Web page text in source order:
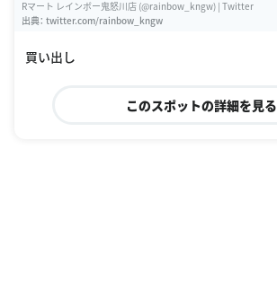
Rマート レインボー鬼怒川店 (@rainbow_kngw) | Twitter
出典： twitter.com/rainbow_kngw
買い出し
このスポットの詳細を見る